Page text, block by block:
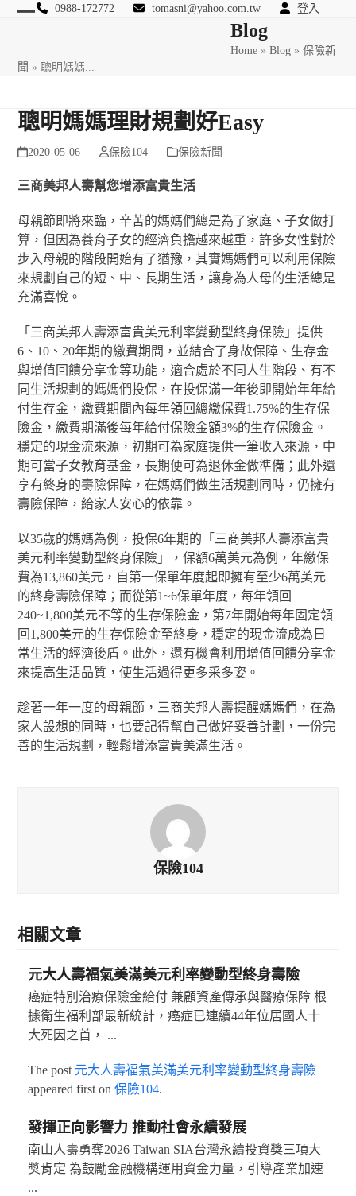
Skip
0988-172772 tomasni@yahoo.com.tw 登入
匯豐國際風險管理顧問Blog
Home »Blog »保險新
聞 »聰明媽媽...
聰明媽媽理財規劃好Easy
2020-05-06 保險104 保險新聞
三商美邦人壽幫您增添富貴生活
母親節即將來臨，辛苦的媽媽們總是為了家庭、子女做打
算，但因為養育子女的經濟負擔越來越重，許多女性對於
步入母親的階段開始有了猶豫，其實媽媽們可以利用保險
來規劃自己的短、中、長期生活，讓身為人母的生活總是
充滿喜悅。
「三商美邦人壽添富貴美元利率變動型終身保險」提供
6、10、20年期的繳費期間，並結合了身故保障、生存金
與增值回饋分享金等功能，適合處於不同人生階段、有不
同生活規劃的媽媽們投保，在投保滿一年後即開始年年給
付生存金，繳費期間內每年領回總繳保費1.75%的生存保
險金，繳費期滿後每年給付保險金額3%的生存保險金。
穩定的現金流來源，初期可為家庭提供一筆收入來源，中
期可當子女教育基金，長期便可為退休金做準備；此外還
享有終身的壽險保障，在媽媽們做生活規劃同時，仍擁有
壽險保障，給家人安心的依靠。
以35歲的媽媽為例，投保6年期的「三商美邦人壽添富貴
美元利率變動型終身保險」，保額6萬美元為例，年繳保
費為13,860美元，自第一保單年度起即擁有至少6萬美元
的終身壽險保障；而從第1~6保單年度，每年領回
240~1,800美元不等的生存保險金，第7年開始每年固定領
回1,800美元的生存保險金至終身，穩定的現金流成為日
常生活的經濟後盾。此外，還有機會利用增值回饋分享金
來提高生活品質，使生活過得更多采多姿。
趁著一年一度的母親節，三商美邦人壽提醒媽媽們，在為
家人設想的同時，也要記得幫自己做好妥善計劃，一份完
善的生活規劃，輕鬆增添富貴美滿生活。
保險104
相關文章
元大人壽福氣美滿美元利率變動型終身壽險
癌症特別治療保險金給付 兼顧資產傳承與醫療保障 根
據衛生福利部最新統計，癌症已連續44年位居國人十
大死因之首， ...
The post 元大人壽福氣美滿美元利率變動型終身壽險
appeared first on 保險104.
發揮正向影響力 推動社會永續發展
南山人壽勇奪2026 Taiwan SIA台灣永續投資獎三項大
獎肯定 為鼓勵金融機構運用資金力量，引導產業加速
...